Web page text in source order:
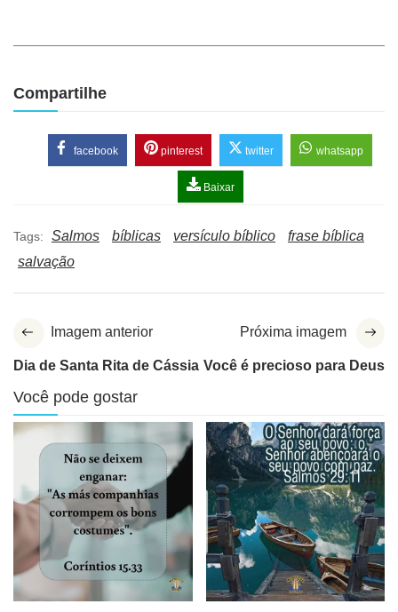
Compartilhe
facebook pinterest twitter whatsapp
Baixar
Tags: Salmos bíblicas versículo bíblico
frase bíblica
salvação
Imagem anterior
Dia de Santa Rita de Cássia
Próxima imagem
Você é precioso para Deus
Você pode gostar